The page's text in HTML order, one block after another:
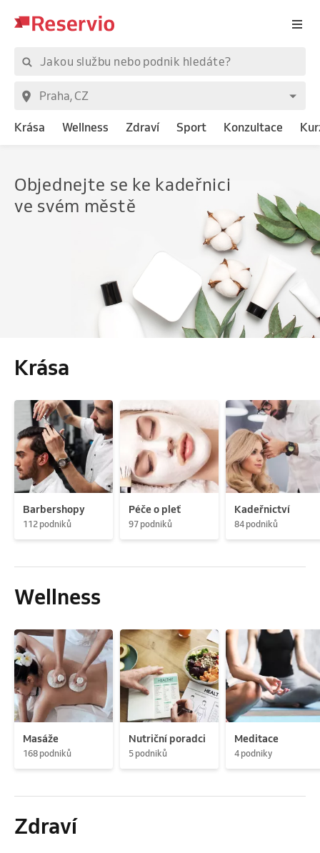
Krása Wellness Zdraví Sport Konzultace
Objednejte se n
ve svém městě
Krása
Barbershopy
112 podniků
Péče o pleť
97 podniků
Kadeřnictví
84 podniků
Wellness
Masáže
168 podniků
Nutriční poradci
5 podniků
Meditace
4 podniky
Zdraví